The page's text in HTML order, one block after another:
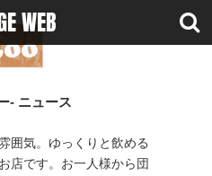
WEB
- ニュース
囲気。ゆっくりと飲める
店です。お一人様から団